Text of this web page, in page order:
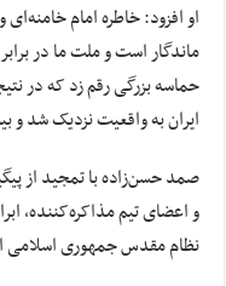
او افزود: خاطره امام
ماندگار است و ملت ما در
حماسه بزرگی رقم زد که در
ایران به واقعیت نزدیک شد و
صمد حسن‌زاده با تمجید از
و اعضای تیم مذاکره‌کننده،
نظام مقدس جمهوری اسلامی